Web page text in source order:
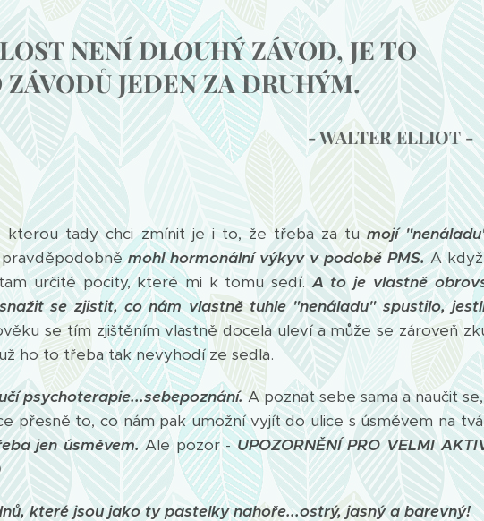
NENÍ DLOUHÝ ZÁVOD, JE TO
JEDEN ZA DRUHÝM.
- WALTER ELLIOT -
tady chci zmínit je i to, že třeba za tumojí
pravděpodobněmohl hormonální výkyv v podobě PMS.A když
určité pocity, které mi k tomu sedí.A to je vlastně
se zjistit, co nám vlastně tuhle "nenáladu" spustilo,
se tím zjištěním vlastně docela uleví a může se zároveň
ho to třeba tak nevyhodí ze sedla.
psychoterapie...sebepoznání. A poznat sebe sama a naučit
přesně to, co nám pak umožní vyjít do ulice s úsměvem na
jen úsměvem.Ale pozor - UPOZORNĚNÍ PRO VELMI
které jsou jako ty pastelky nahoře...ostrý, jasný a barevný!